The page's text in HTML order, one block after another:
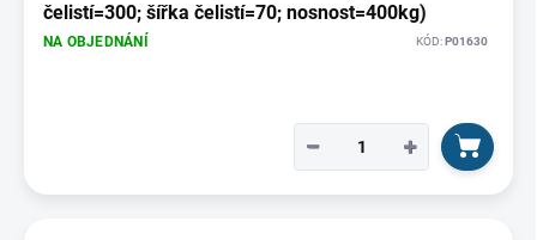
čelistí=300; šířka čelistí=70; nosnost=400kg)
NA OBJEDNÁNÍ KÓD:P01630
+
−